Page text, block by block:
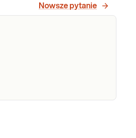
Nowsze pytanie